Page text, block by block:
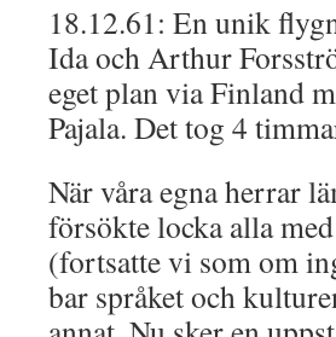
18.12.61: En unik
Ida och Arthur
eget plan via Finland
Pajala. Det tog 4
När våra egna herrar
försökte locka alla
(fortsatte vi som om
bar språket och